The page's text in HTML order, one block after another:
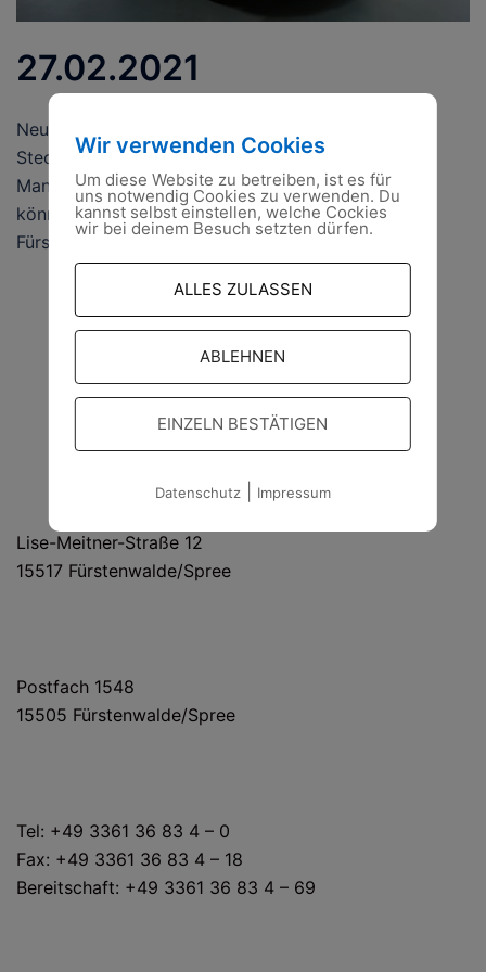
27.02.2021
Neues Fahrzeug für das Technische Hilfwerk Der
Stecker steckt: Wenn der neue
Mannschaftstransportwagen jetzt vom Hof rollt,
können die Ehrenamtler des THW Ortsverbandes
Fürstenwalde/Spree sicher […]
Lise-Meitner-Straße 12
15517 Fürstenwalde/Spree
Postfach 1548
15505 Fürstenwalde/Spree
Tel: +49 3361 36 83 4 – 0
Fax: +49 3361 36 83 4 – 18
Bereitschaft: +49 3361 36 83 4 – 69
Wir verwenden Cookies
Um diese Website zu betreiben, ist es für
uns notwendig Cookies zu verwenden. Du
kannst selbst einstellen, welche Cockies
wir bei deinem Besuch setzten dürfen.
ALLES ZULASSEN
ABLEHNEN
EINZELN BESTÄTIGEN
Datenschutz| Impressum